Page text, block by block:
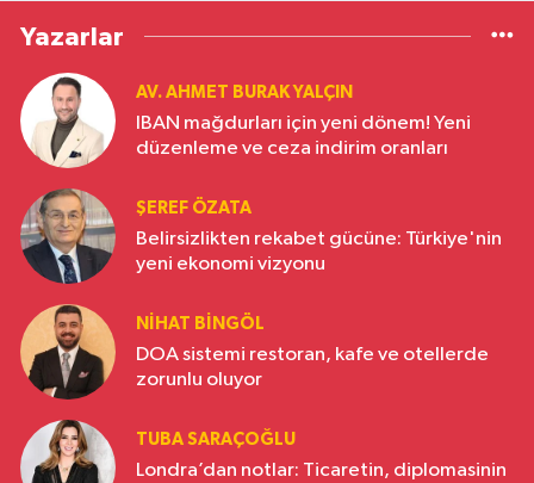
Yazarlar
AV. AHMET BURAK YALÇIN
IBAN mağdurları için yeni dönem! Yeni
düzenleme ve ceza indirim oranları
ŞEREF ÖZATA
Belirsizlikten rekabet gücüne: Türkiye'nin
yeni ekonomi vizyonu
NIHAT BINGÖL
DOA sistemi restoran, kafe ve otellerde
zorunlu oluyor
TUBA SARAÇOĞLU
Londra’dan notlar: Ticaretin, diplomasinin